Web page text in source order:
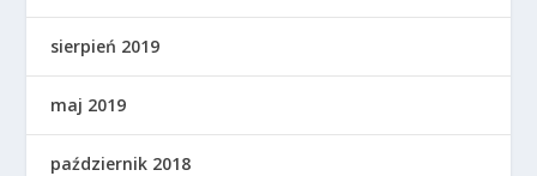
sierpień 2019
maj 2019
październik 2018